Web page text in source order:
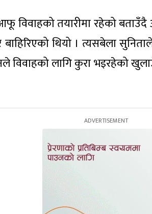
विवाहको तयारीमा रहेको
बाहिरिएको थियो । त्यसबेला
विवाहको लागि कुरा भइरहेको